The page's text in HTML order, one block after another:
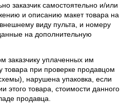
заказчик самостоятельно и/или
и описанию макет товара на
виду пульта, и номеру
на дополнительную
заказчику уплаченных им
товара при проверке продавцом
нарушена упаковка, если
этого товара, стоимости данного
продавца.